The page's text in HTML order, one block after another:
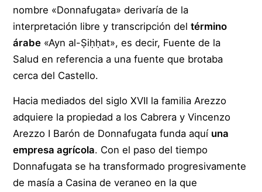
nombre «Donnafugata» derivaría de la
interpretación libre y transcripción deltérmino
árabe «Ayn al-Ṣiḥḥat», es decir, Fuente de la
Salud en referencia a una fuente que brotaba
cerca del Castello.
Hacia mediados del siglo XVII la familia Arezzo
adquiere la propiedad a los Cabrera y Vincenzo
Arezzo I Barón de Donnafugata funda aquí una
empresa agrícola. Con el paso del tiempo
Donnafugata se ha transformado progresivamente
de masía a Casina de veraneo en la que